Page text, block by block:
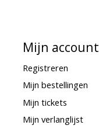
Mijn account
Registreren
Mijn bestellingen
Mijn tickets
Mijn verlanglijst